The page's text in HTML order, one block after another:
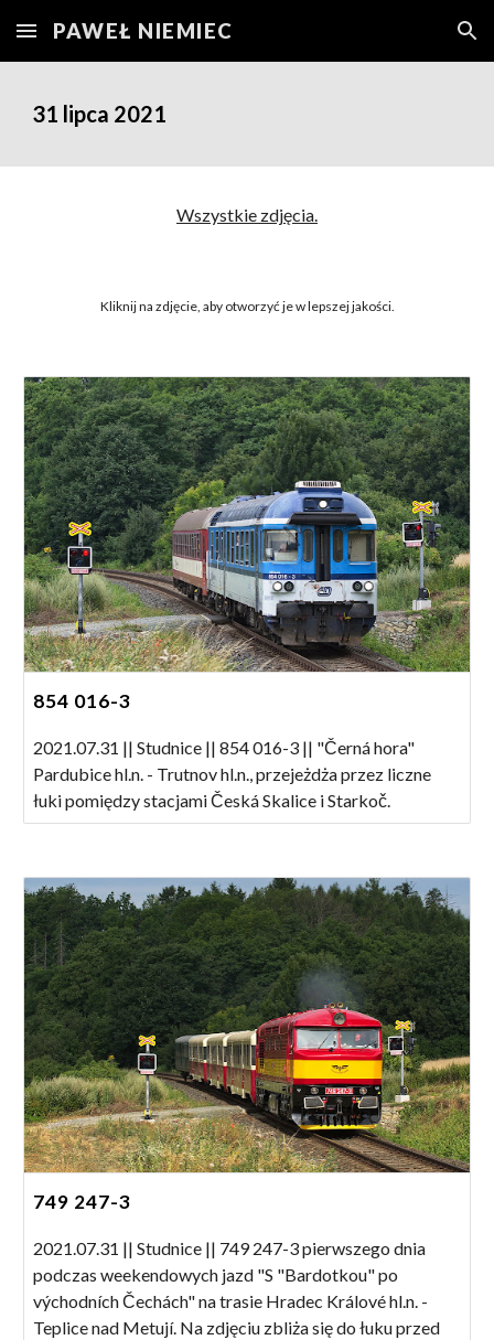
Skip to main content Skip to navigation
PAWEŁ NIEMIEC
31 lipca 2021
Wszystkie zdjęcia.
Kliknij na zdjęcie, aby otworzyć je w lepszej jakości.
854 016-3
2021.07.31 || Studnice || 854 016-3 || "Černá hora"
Pardubice hl.n. - Trutnov hl.n., przejeżdża przez liczne
łuki pomiędzy stacjami Česká Skalice i Starkoč.
749 247-3
2021.07.31 || Studnice || 749 247-3 pierwszego dnia
podczas weekendowych jazd "S "Bardotkou" po
východních Čechách" na trasie Hradec Králové hl.n. -
Teplice nad Metují. Na zdjęciu zbliża się do łuku przed